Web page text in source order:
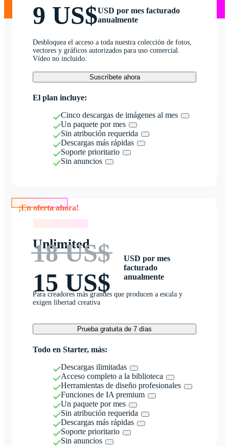
9 US$USD por mes facturado
anualmente
Desbloquea el acceso a toda nuestra colección de fotos,
vectores y gráficos autorizados para uso comercial.
Vídeo no incluido.
Suscríbete ahora
El plan incluye:
Cinco descargas de imágenes al mes
Un paquete por mes
Sin atribución requerida
Descargas más rápidas
Soporte prioritario
Sin anuncios
Unlimited
18 US$
15 US$
USD por mes
facturado
anualmente
Para creadores más grandes que producen a escala y
exigen libertad creativa
Prueba gratuita de 7 días
Todo en Starter, más:
Descargas ilimitadas
Acceso completo a la biblioteca
Herramientas de diseño profesionales
Funciones de IA premium
Un paquete por mes
Sin atribución requerida
Descargas más rápidas
Soporte prioritario
Sin anuncios